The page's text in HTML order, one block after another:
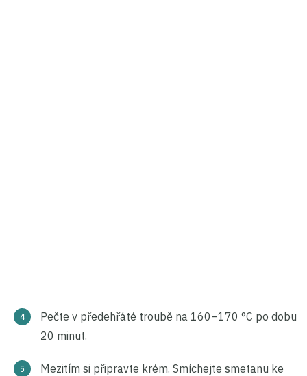
Pečte v předehřáté troubě na 160–170 °C po dobu
20 minut.
Mezitím si připravte krém. Smíchejte smetanu ke